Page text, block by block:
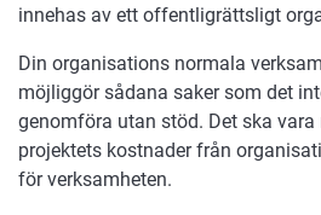
innehas av ett offentligrättsligt
Din organisations normala
möjliggör sådana saker som det
genomföra utan stöd. Det ska
projektets kostnader från
för verksamheten.